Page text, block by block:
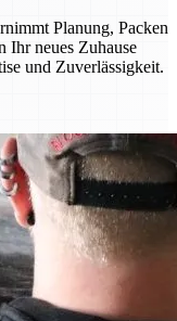
Planung, Packen
Ihr neues Zuhause
und Zuverlässigkeit.